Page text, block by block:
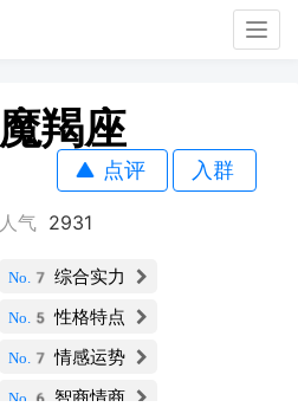
魔羯座
点评 入群
人气 2931
No.7 综合实力
No.5 性格特点
No.7 情感运势
No.6 智商情商